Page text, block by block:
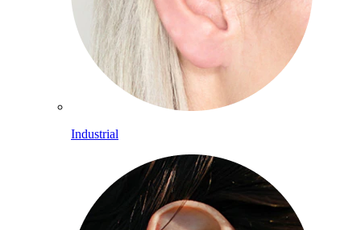
Industrial